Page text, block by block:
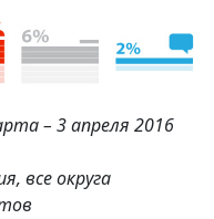
– 3 апреля 2016
все округа